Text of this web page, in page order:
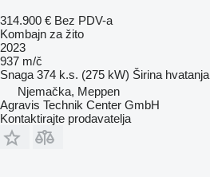
314.900 € Bez PDV-a
Kombajn za žito
2023
937 m/č
Snaga 374 k.s. (275 kW) Širina hvatanja
Njemačka, Meppen
Agravis Technik Center GmbH
Kontaktirajte prodavatelja